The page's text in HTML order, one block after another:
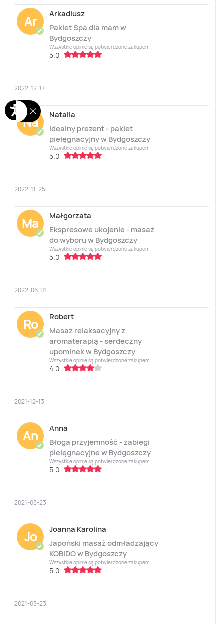
Ar
✔
Arkadiusz
Pakiet Spa dla mam w
Bydgoszczy
Wszystkie opinie są potwierdzone zakupem
5.0
2022-12-17
Na
✔
Natalia
Idealny prezent - pakiet
pielęgnacyjny w Bydgoszczy
Wszystkie opinie są potwierdzone zakupem
5.0
2022-11-25
Ma
✔
Małgorzata
Ekspresowe ukojenie - masaż
do wyboru w Bydgoszczy
Wszystkie opinie są potwierdzone zakupem
5.0
2022-06-01
Ro
✔
Robert
Masaż relaksacyjny z
aromaterapią - serdeczny
upominek w Bydgoszczy
Wszystkie opinie są potwierdzone zakupem
4.0
2021-12-13
An
✔
Anna
Błoga przyjemność - zabiegi
pielęgnacyjne w Bydgoszczy
Wszystkie opinie są potwierdzone zakupem
5.0
2021-08-23
Jo
✔
Joanna Karolina
Japoński masaż odmładzający
KOBIDO w Bydgoszczy
Wszystkie opinie są potwierdzone zakupem
5.0
2021-03-23